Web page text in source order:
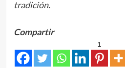
tradición.
Compartir
1